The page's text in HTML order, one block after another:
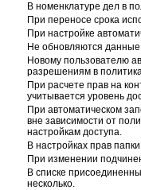
В номенклатуре дел в
При переносе срока
При настройке
Не обновляются данные
Новому пользователю
разрешениям в
При расчете прав на
учитывается уровень
При автоматическом
вне зависимости от
настройкам доступа.
В настройках прав
При изменении
В списке
несколько.